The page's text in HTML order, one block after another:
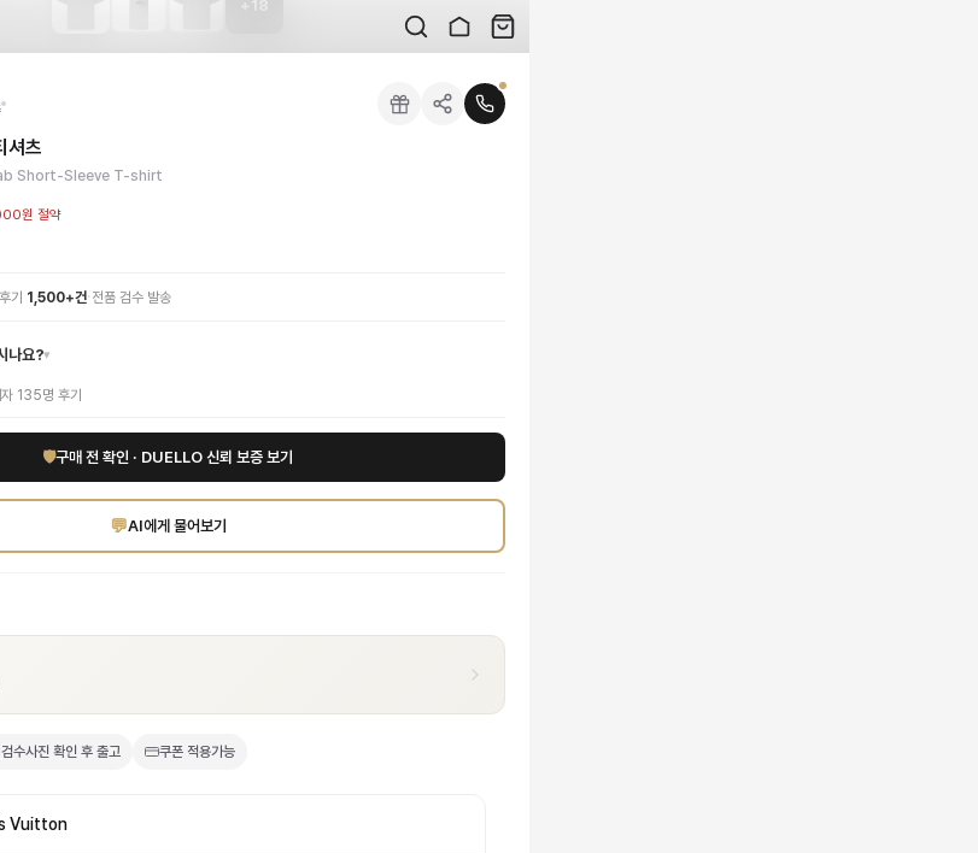
, 하드웨어 색상, 내부 마감을 확인하며, 상품당 평균 4~8장의 검수 사진을 받아보실 수 있습니다.
변심 시 반품 배송비는 고객 부담이며, 상품 하자 시에는 무료입니다.
다.
에 맞는 사이즈를 안내받으실 수 있습니다.
급 그레이 코튼 소재로 제작되어 부드러운 착용감과 뛰어난 통기성을 자랑하며, 우아한 레더탭 디테일이 브랜드의 아이코닉한 가치를 은은하
18
셔츠
Short-Sleeve T-shirt
원 절약
기 1,500+건· 전품 검수 발송
나요?▾
135명 후기
🛡구매 전 확인 · DUELLO 신뢰 보증 보기
💬AI에게 물어보기
검수사진 확인 후 출고 쿠폰 적용가능
Vuitton